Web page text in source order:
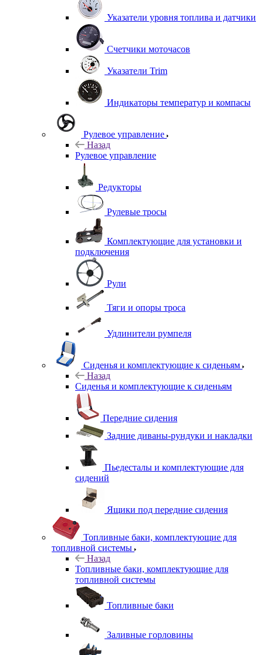
Указатели уровня топлива и датчики
Счетчики моточасов
Указатели Trim
Индикаторы температур и компасы
Рулевое управление
Назад
Рулевое управление
Редукторы
Рулевые тросы
Комплектующие для установки и
подключения
Рули
Тяги и опоры троса
Удлинители румпеля
Сиденья и комплектующие к сиденьям
Назад
Сиденья и комплектующие к сиденьям
Передние сидения
Задние диваны-рундуки и накладки
Пьедесталы и комплектующие для
сидений
Ящики под передние сидения
Топливные баки, комплектующие для
топливной системы
Назад
Топливные баки, комплектующие для
топливной системы
Топливные баки
Заливные горловины